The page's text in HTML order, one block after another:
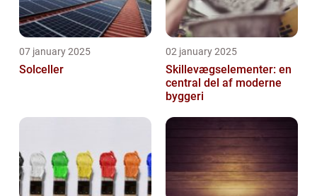
07 january 2025
Solceller
02 january 2025
Skillevægselementer: en
central del af moderne
byggeri